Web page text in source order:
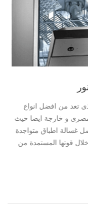
من افضل انواع الديب
ايضا حيث ان ديب
المتواجدة بالسوق
من ماركة